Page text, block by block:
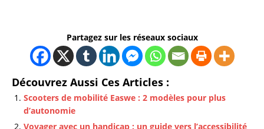
Partagez sur les réseaux sociaux
Découvrez Aussi Ces Articles :
Scooters de mobilité Easwe : 2 modèles pour plus
d’autonomie
Voyager avec un handicap : un guide vers l’accessibilité